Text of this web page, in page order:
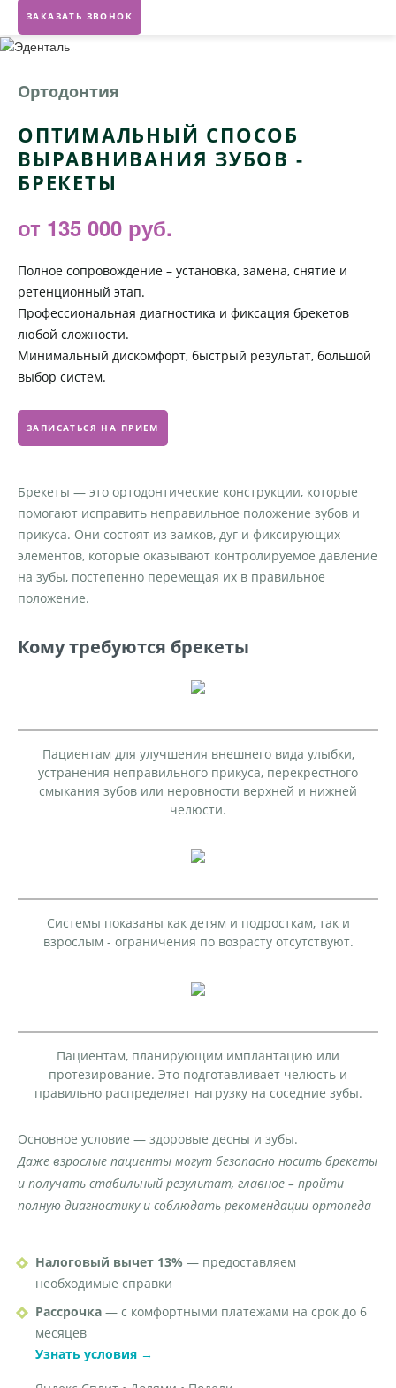
ЗАКАЗАТЬ ЗВОНОК
Ортодонтия
ОПТИМАЛЬНЫЙ СПОСОБ
ВЫРАВНИВАНИЯ ЗУБОВ -
БРЕКЕТЫ
от 135 000 руб.
Полное сопровождение – установка, замена, снятие и
ретенционный этап.
Профессиональная диагностика и фиксация брекетов
любой сложности.
Минимальный дискомфорт, быстрый результат, большой
выбор систем.
ЗАПИСАТЬСЯ НА ПРИЕМ
Брекеты — это ортодонтические конструкции, которые
помогают исправить неправильное положение зубов и
прикуса. Они состоят из замков, дуг и фиксирующих
элементов, которые оказывают контролируемое давление
на зубы, постепенно перемещая их в правильное
положение.
Кому требуются брекеты
Пациентам для улучшения внешнего вида улыбки,
устранения неправильного прикуса, перекрестного
смыкания зубов или неровности верхней и нижней
челюсти.
Системы показаны как детям и подросткам, так и
взрослым - ограничения по возрасту отсутствуют.
Пациентам, планирующим имплантацию или
протезирование. Это подготавливает челюсть и
правильно распределяет нагрузку на соседние зубы.
Основное условие — здоровые десны и зубы.
Даже взрослые пациенты могут безопасно носить брекеты
и получать стабильный результат, главное – пройти
полную диагностику и соблюдать рекомендации ортопеда
Налоговый вычет 13% — предоставляем
необходимые справки
Рассрочка — с комфортными платежами на срок до 6
месяцев
Узнать условия →